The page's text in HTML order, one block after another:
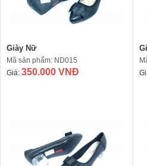
Giày Nữ
Mã sản phẩm: ND015
Giá: 350.000 VNĐ